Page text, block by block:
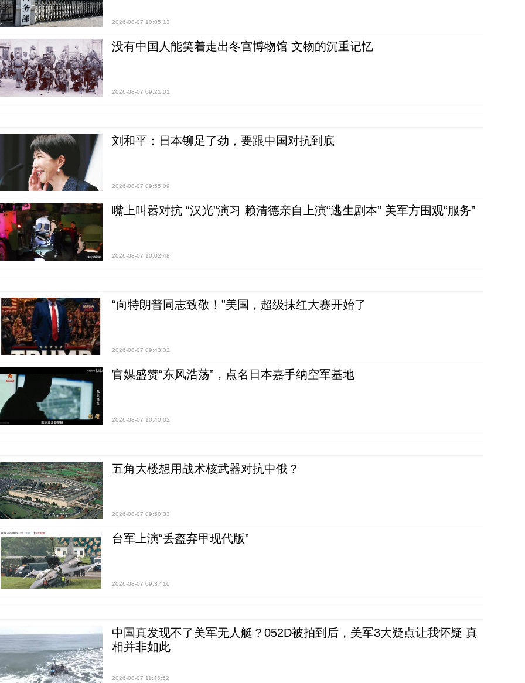
2026-08-07 10:05:13
没有中国人能笑着走出冬宫博物馆 文物的沉重记忆
2026-08-07 09:21:01
刘和平：日本铆足了劲，要跟中国对抗到底
2026-08-07 09:55:09
嘴上叫嚣对抗 “汉光”演习 赖清德亲自上演“逃生剧本” 美军方围观“服务”
2026-08-07 10:02:48
“向特朗普同志致敬！”美国，超级抹红大赛开始了
2026-08-07 09:43:32
官媒盛赞“东风浩荡”，点名日本嘉手纳空军基地
2026-08-07 10:40:02
五角大楼想用战术核武器对抗中俄？
2026-08-07 09:50:33
台军上演“丢盔弃甲现代版”
2026-08-07 09:37:10
中国真发现不了美军无人艇？052D被拍到后，美军3大疑点让我怀疑 真
相并非如此
2026-08-07 11:46:52